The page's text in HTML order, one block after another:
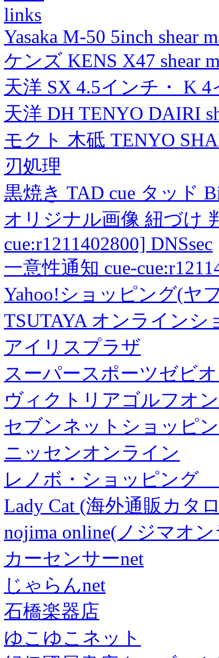
links
Yasaka M-50 5inch shear
ケンズ KENS X47 shear
天洋 SX 4.5インチ・ K
天洋 DH TENYO DAIRI
モクト 木砥 TENYO
刃処理
黒焼き TAD cue タッド
オリジナル画像 紐づけ
cue:r1211402800] DNSsec
一意性通知 cue-
Yahoo!ショッピング(ヤ
TSUTAYA オンラインシ
アイリスプラザ
スーパースポーツゼビ
ヴィクトリアゴルフオ
セブンネットショッピ
ニッセンオンライン
レノボ・ショッピング
Lady Cat (海外通販カタ
nojima online(ノジマオ
カーセンサーnet
じゃらんnet
石橋楽器店
ゆこゆこネット